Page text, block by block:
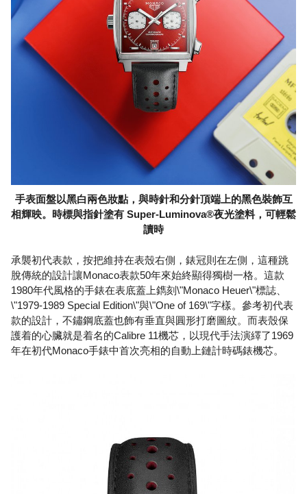
手表面盤以黑白兩色妝點，與時針和分針頂端上的黑色裝飾互
相輝映。時標與指針塗有 Super-Luminova®夜光塗料，可輕鬆
讀時
承襲初代表款，按把維持在表殼右側，錶冠則在左側，這種跳
脫傳統的設計讓Monaco表款50年來始終顯得獨樹一格。這款
1980年代風格的手錶在表底蓋上鐫刻\"Monaco Heuer\"標誌、
\"1979-1989 Special Edition\"與\"One of 169\"字樣。參考初代表
款的設計，不鏽鋼底蓋也飾有垂直與圓形打磨圖紋。而表殼保
護着的心臟就是着名的Calibre 11機芯，以現代手法演繹了1969
年在初代Monaco手錶中首次亮相的自動上鏈計時碼錶機芯。